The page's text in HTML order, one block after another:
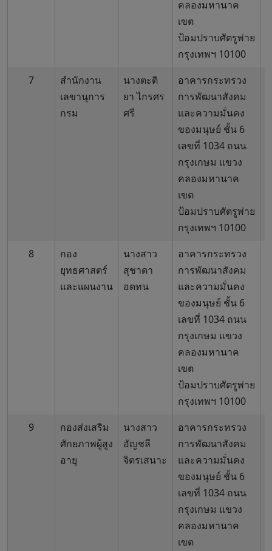
คลองมหานาค
เขต
ป้อมปราบศัตรูพ่าย
กรุงเทพฯ 10100
7
สำนักงาน
เลขานุการ
กรม
นางตะติ
ยา ไกรศร
ศรี
อาคารกระทรวง
การพัฒนาสังคม
และความมั่นคง
ของมนุษย์ ชั้น 6
เลขที่ 1034 ถนน
กรุงเกษม แขวง
คลองมหานาค
เขต
ป้อมปราบศัตรูพ่าย
กรุงเทพฯ 10100
8
กอง
ยุทธศาสตร์
และแผนงาน
นางสาว
สุชาดา
อดทน
อาคารกระทรวง
การพัฒนาสังคม
และความมั่นคง
ของมนุษย์ ชั้น 6
เลขที่ 1034 ถนน
กรุงเกษม แขวง
คลองมหานาค
เขต
ป้อมปราบศัตรูพ่าย
กรุงเทพฯ 10100
9
กองส่งเสริม
ศักยภาพผู้สูง
อายุ
นางสาว
อัญชลี
จิตรเสนาะ
อาคารกระทรวง
การพัฒนาสังคม
และความมั่นคง
ของมนุษย์ ชั้น 6
เลขที่ 1034 ถนน
กรุงเกษม แขวง
คลองมหานาค
เขต